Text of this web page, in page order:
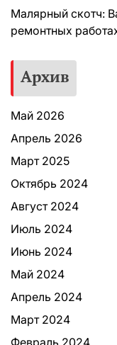
Малярный скотч:
ремонтных
Архив
Май 2026
Апрель 2026
Март 2025
Октябрь 2024
Август 2024
Июль 2024
Июнь 2024
Май 2024
Апрель 2024
Март 2024
Февраль 2024